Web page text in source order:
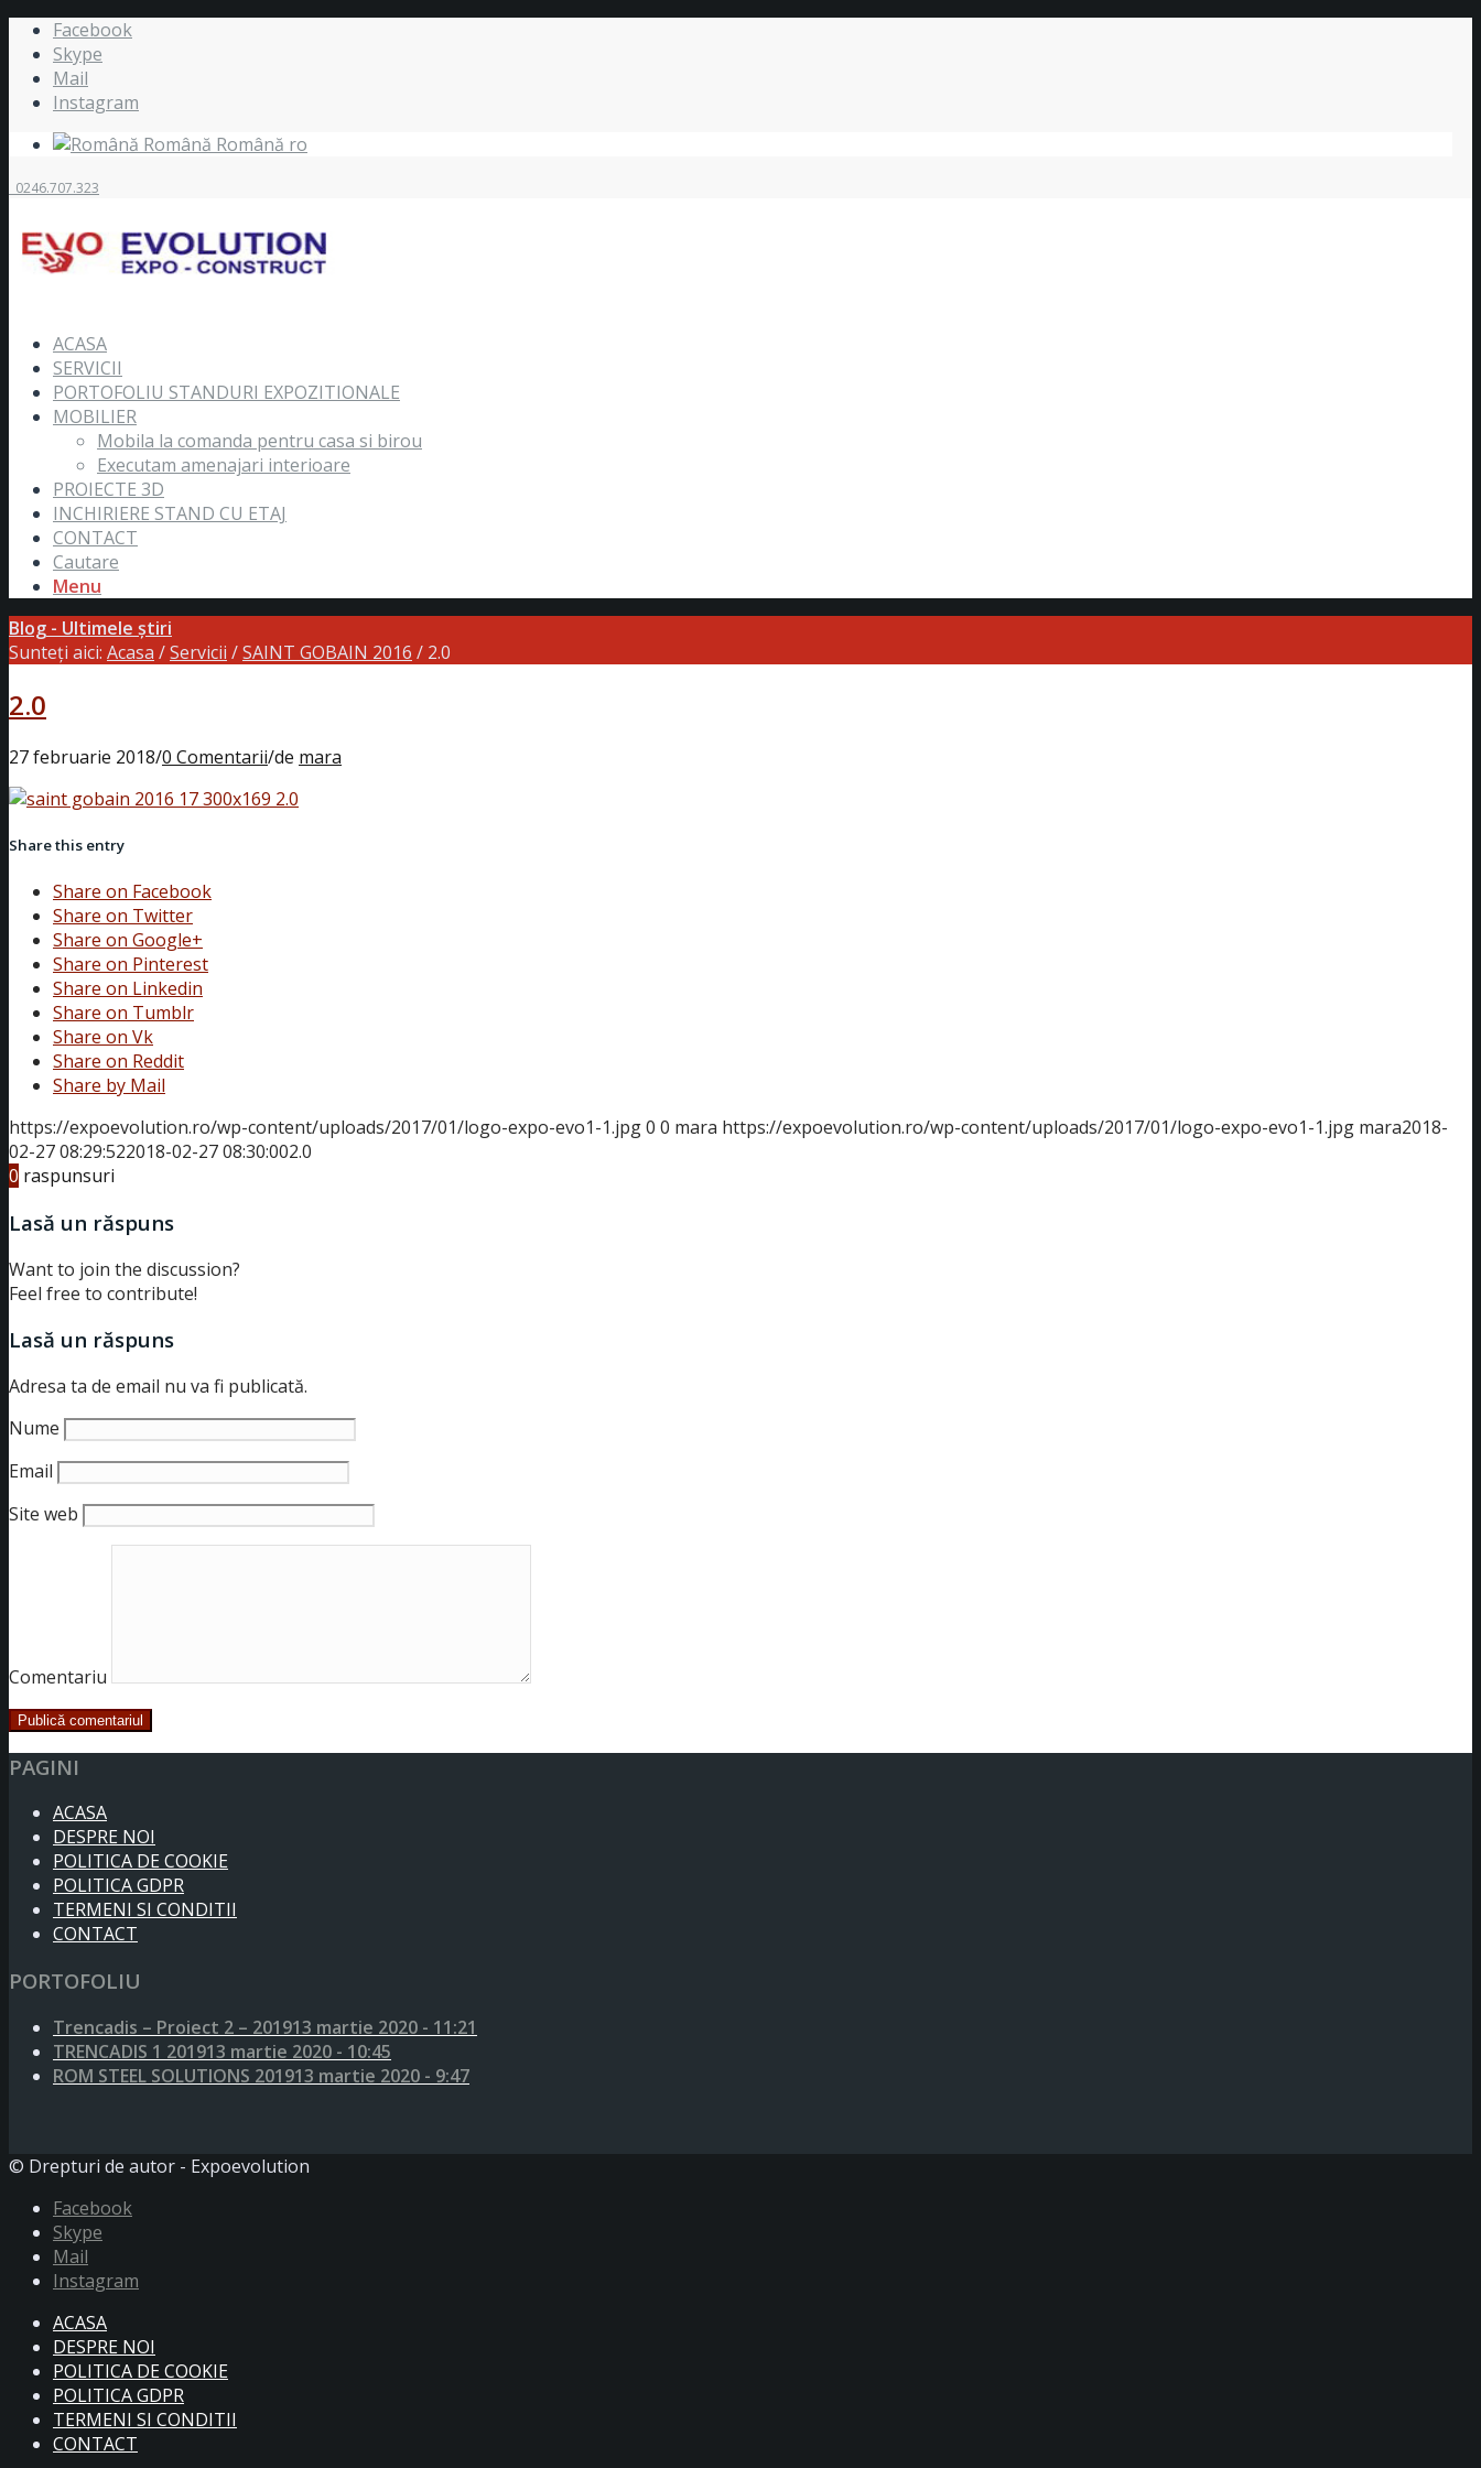
Facebook
Skype
Mail
Instagram
Română Română ro
0246.707.323
ACASA
SERVICII
PORTOFOLIU STANDURI EXPOZITIONALE
MOBILIER
Mobila la comanda pentru casa si birou
Executam amenajari interioare
PROIECTE 3D
INCHIRIERE STAND CU ETAJ
CONTACT
Cautare
Menu
Blog - Ultimele știri
Sunteți aici: Acasa /Servicii /SAINT GOBAIN 2016 / 2.0
2.0
27 februarie 2018/0 Comentarii/de mara
Share this entry
Share on Facebook
Share on Twitter
Share on Google+
Share on Pinterest
Share on Linkedin
Share on Tumblr
Share on Vk
Share on Reddit
Share by Mail
https://expoevolution.ro/wp-content/uploads/2017/01/logo-expo-evo1-1.jpg0 0 mara https://expoevolution.ro/wp-content/uploads/2017/01/logo-expo-evo1-1.jpg mara2018-
02-27 08:29:522018-02-27 08:30:002.0
0 raspunsuri
Lasă un răspuns
Want to join the discussion?
Feel free to contribute!
Lasă un răspuns
Adresa ta de email nu va fi publicată.
Nume
Email
Site web
Comentariu
PAGINI
ACASA
DESPRE NOI
POLITICA DE COOKIE
POLITICA GDPR
TERMENI SI CONDITII
CONTACT
PORTOFOLIU
Trencadis – Proiect 2 – 201913 martie 2020 - 11:21
TRENCADIS 1 201913 martie 2020 - 10:45
ROM STEEL SOLUTIONS 201913 martie 2020 - 9:47
© Drepturi de autor - Expoevolution
Facebook
Skype
Mail
Instagram
ACASA
DESPRE NOI
POLITICA DE COOKIE
POLITICA GDPR
TERMENI SI CONDITII
CONTACT